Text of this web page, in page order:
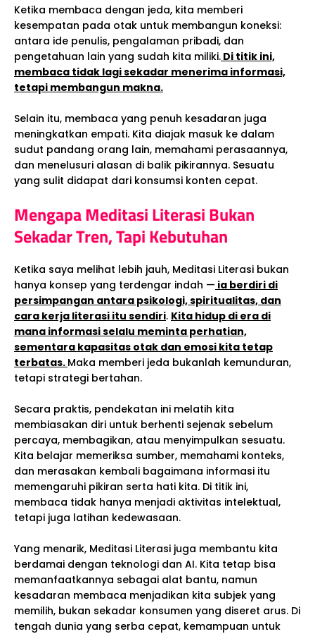
Ketika membaca dengan jeda, kita memberi
kesempatan pada otak untuk membangun koneksi:
antara ide penulis, pengalaman pribadi, dan
pengetahuan lain yang sudah kita miliki. Di titik ini,
membaca tidak lagi sekadar menerima informasi,
tetapi membangun makna.
Selain itu, membaca yang penuh kesadaran juga
meningkatkan empati. Kita diajak masuk ke dalam
sudut pandang orang lain, memahami perasaannya,
dan menelusuri alasan di balik pikirannya. Sesuatu
yang sulit didapat dari konsumsi konten cepat.
Mengapa Meditasi Literasi Bukan
Sekadar Tren, Tapi Kebutuhan
Ketika saya melihat lebih jauh, Meditasi Literasi bukan
hanya konsep yang terdengar indah — ia berdiri di
persimpangan antara psikologi, spiritualitas, dan
cara kerja literasi itu sendiri. Kita hidup di era di
mana informasi selalu meminta perhatian,
sementara kapasitas otak dan emosi kita tetap
terbatas. Maka memberi jeda bukanlah kemunduran,
tetapi strategi bertahan.
Secara praktis, pendekatan ini melatih kita
membiasakan diri untuk berhenti sejenak sebelum
percaya, membagikan, atau menyimpulkan sesuatu.
Kita belajar memeriksa sumber, memahami konteks,
dan merasakan kembali bagaimana informasi itu
memengaruhi pikiran serta hati kita. Di titik ini,
membaca tidak hanya menjadi aktivitas intelektual,
tetapi juga latihan kedewasaan.
Yang menarik, Meditasi Literasi juga membantu kita
berdamai dengan teknologi dan AI. Kita tetap bisa
memanfaatkannya sebagai alat bantu, namun
kesadaran membaca menjadikan kita subjek yang
memilih, bukan sekadar konsumen yang diseret arus. Di
tengah dunia yang serba cepat, kemampuan untuk